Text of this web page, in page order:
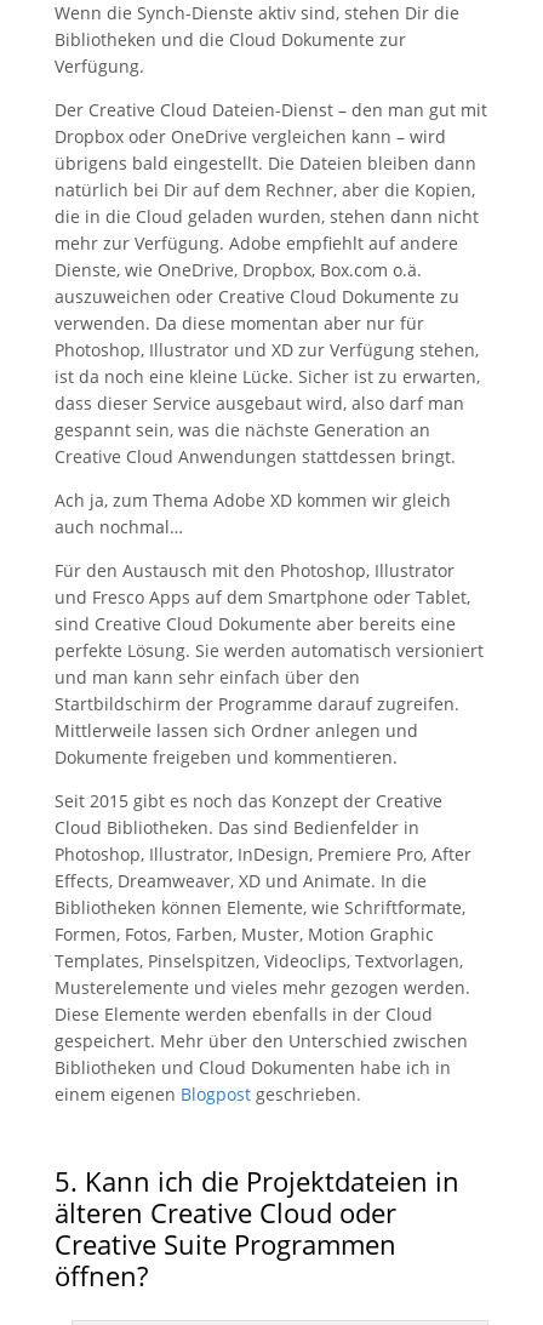
Wenn die Synch-Dienste aktiv sind, stehen Dir die
Bibliotheken und die Cloud Dokumente zur
Verfügung.
Der Creative Cloud Dateien-Dienst – den man gut mit
Dropbox oder OneDrive vergleichen kann – wird
übrigens bald eingestellt. Die Dateien bleiben dann
natürlich bei Dir auf dem Rechner, aber die Kopien,
die in die Cloud geladen wurden, stehen dann nicht
mehr zur Verfügung. Adobe empfiehlt auf andere
Dienste, wie OneDrive, Dropbox, Box.com o.ä.
auszuweichen oder Creative Cloud Dokumente zu
verwenden. Da diese momentan aber nur für
Photoshop, Illustrator und XD zur Verfügung stehen,
ist da noch eine kleine Lücke. Sicher ist zu erwarten,
dass dieser Service ausgebaut wird, also darf man
gespannt sein, was die nächste Generation an
Creative Cloud Anwendungen stattdessen bringt.
Ach ja, zum Thema Adobe XD kommen wir gleich
auch nochmal…
Für den Austausch mit den Photoshop, Illustrator
und Fresco Apps auf dem Smartphone oder Tablet,
sind Creative Cloud Dokumente aber bereits eine
perfekte Lösung. Sie werden automatisch versioniert
und man kann sehr einfach über den
Startbildschirm der Programme darauf zugreifen.
Mittlerweile lassen sich Ordner anlegen und
Dokumente freigeben und kommentieren.
Seit 2015 gibt es noch das Konzept der Creative
Cloud Bibliotheken. Das sind Bedienfelder in
Photoshop, Illustrator, InDesign, Premiere Pro, After
Effects, Dreamweaver, XD und Animate. In die
Bibliotheken können Elemente, wie Schriftformate,
Formen, Fotos, Farben, Muster, Motion Graphic
Templates, Pinselspitzen, Videoclips, Textvorlagen,
Musterelemente und vieles mehr gezogen werden.
Diese Elemente werden ebenfalls in der Cloud
gespeichert. Mehr über den Unterschied zwischen
Bibliotheken und Cloud Dokumenten habe ich in
einem eigenen Blogpostgeschrieben.
5. Kann ich die Projektdateien in
älteren Creative Cloud oder
Creative Suite Programmen
öffnen?